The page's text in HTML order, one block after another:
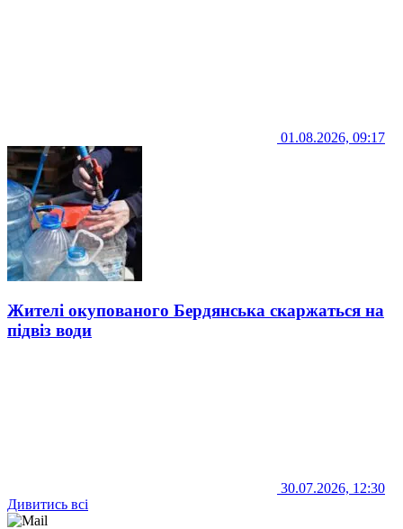
01.08.2026, 09:17
Жителі окупованого Бердянська скаржаться на
підвіз води
30.07.2026, 12:30
Дивитись всі